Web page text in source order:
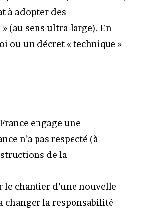
à adopter des
(au sens ultra-large). En
ou un décret « technique »
engage une
n’a pas respecté (à
de la
le chantier d’une nouvelle
changer la responsabilité